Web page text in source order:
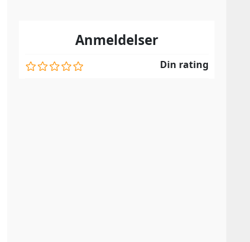
Anmeldelser
Din rating